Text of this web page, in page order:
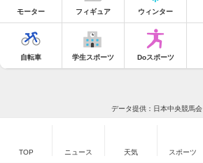
モーター フィギュア ウィンター
自転車 学生スポーツ Doスポーツ
データ提供：日本中央競馬会
TOP ニュース 天気 スポーツ